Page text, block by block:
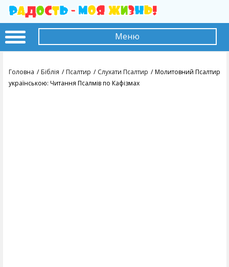
Меню
Головна Біблія Псалтир Слухати Псалтир
Молитовний Псалтир
українською: Читання Псалмів по Кафізмах